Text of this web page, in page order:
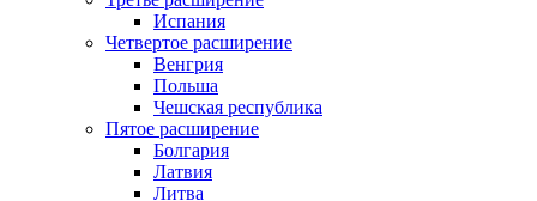
Испания
Четвертое расширение
Венгрия
Польша
Чешская республика
Пятое расширение
Болгария
Латвия
Литва